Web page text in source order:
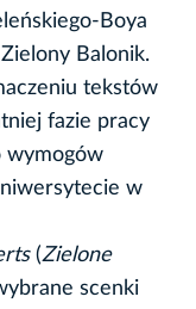
Boya
Balonik.
tekstów
fazie pracy
wymogów
w
(Zielone
scenki